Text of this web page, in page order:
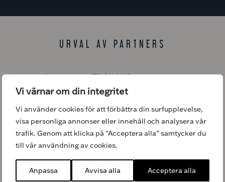
Vi värnar om din integritet
Vi använder cookies för att förbättra din surfupplevelse,
visa personliga annonser eller innehåll och analysera vår
trafik. Genom att klicka på "Acceptera alla" samtycker du
till vår användning av cookies.
Anpassa Avvisa alla Acceptera alla
URVAL AV PARTNERS